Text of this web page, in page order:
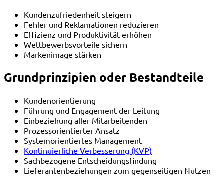
Kundenzufriedenheit steigern
Fehler und Reklamationen reduzieren
Effizienz und Produktivität erhöhen
Wettbewerbsvorteile sichern
Markenimage stärken
Grundprinzipien oder Bestandteile
Kundenorientierung
Führung und Engagement der Leitung
Einbeziehung aller Mitarbeitenden
Prozessorientierter Ansatz
Systemorientiertes Management
Kontinuierliche Verbesserung (KVP)
Sachbezogene Entscheidungsfindung
Lieferantenbeziehungen zum gegenseitigen Nutzen